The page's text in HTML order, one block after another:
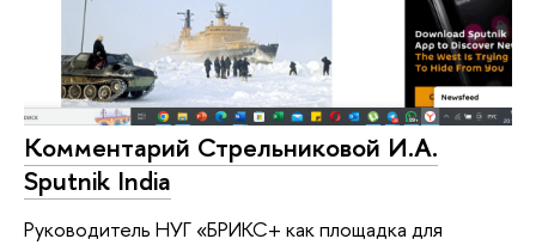
Комментарий Стрельниковой И.А.
Sputnik India
Руководитель НУГ «БРИКС+ как площадка для